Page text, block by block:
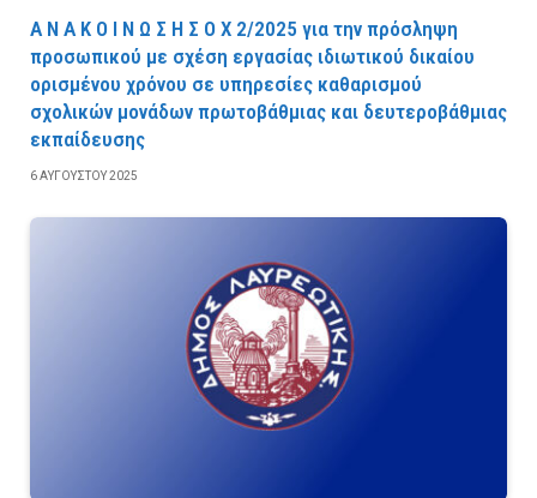
Α Ν Α Κ Ο Ι Ν Ω Σ Η Σ Ο Χ 2/2025 για την πρόσληψη
προσωπικού με σχέση εργασίας ιδιωτικού δικαίου
ορισμένου χρόνου σε υπηρεσίες καθαρισμού
σχολικών μονάδων πρωτοβάθμιας και δευτεροβάθμιας
εκπαίδευσης
6 ΑΥΓΟΎΣΤΟΥ 2025